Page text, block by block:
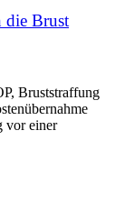
die Brust
Bruststraffung
vor einer